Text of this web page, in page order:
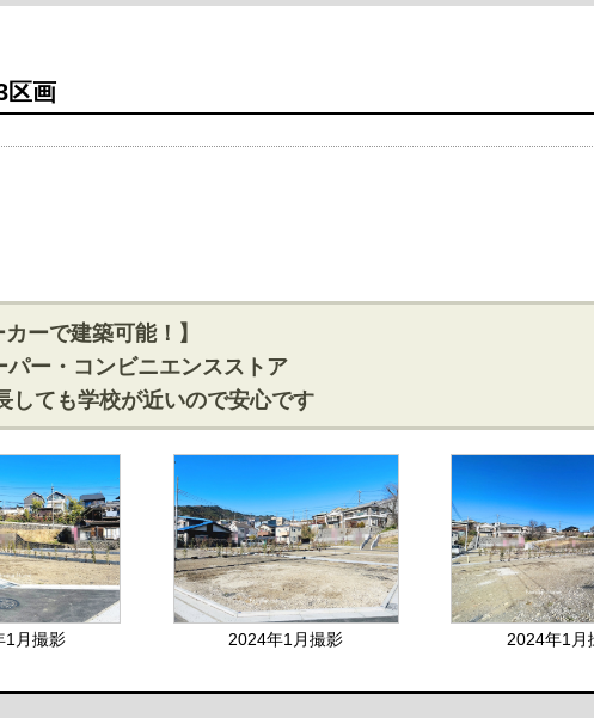
画
ーで建築可能！】
パー・コンビニエンスストア
しても学校が近いので安心です
1月撮影 2024年1月撮影 2024年1月